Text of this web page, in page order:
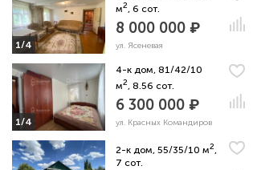
1/4
м2, 6 сот.
8 000 000 ₽
ул. Ясеневая
1/4
4-к дом, 81/42/10
м2, 8.56 сот.
6 300 000 ₽
ул. Красных Командиров
2-к дом, 55/35/10 м2,
7 сот.